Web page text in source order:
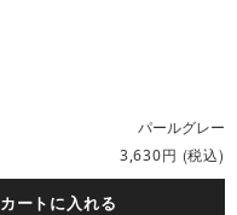
パールグレー
3,630円 (税込)
カートに入れる